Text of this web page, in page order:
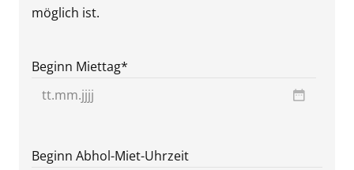
möglich ist.
Beginn Miettag*
TT
MM
Beginn Abhol-Miet-Uhrzeit